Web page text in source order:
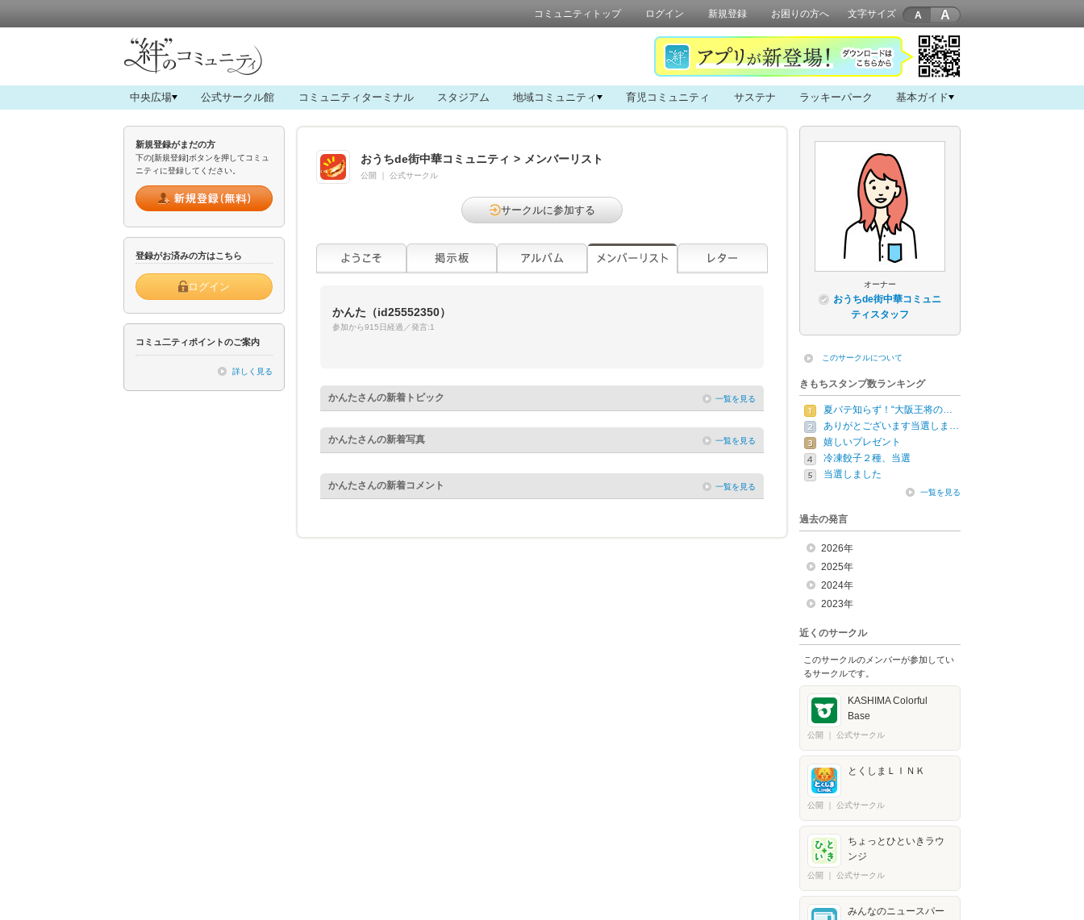
コミュニティトップ ログイン 新規登録 お困りの方へ 文字サイズ A
中央広場 公式サークル館 コミュニティターミナル スタジアム 地域コミュニティ 育児コミュニティ サステナ ラッキーパーク 基本ガイド
新規登録がまだの方
下の[新規登録]ボタンを押してコミュ
ニティに登録してください。
登録がお済みの方はこちら
ログイン
コミュ二ティポイントのご案内
詳しく見る
おうちde街中華コミュニティ > メンバーリスト
公開 公式サークル
サークルに参加する
かんた （id25552350）
参加から915日経過／発言:1
かんたさんの新着トピック 一覧を見る
かんたさんの新着写真 一覧を見る
かんたさんの新着コメント 一覧を見る
オーナー
おうちde街中華コミュニ
ティスタッフ
このサークルについて
きもちスタンプ数ランキング
夏バテ知らず！“大阪王将の…
ありがとございます当選しま…
嬉しいプレゼント
冷凍餃子２種、当選
当選しました
一覧を見る
過去の発言
2026年
2025年
2024年
2023年
近くのサークル
このサークルのメンバーが参加してい
るサークルです。
KASHIMA Colorful
Base
公開 公式サークル
とくしまＬＩＮＫ
公開 公式サークル
ちょっとひといきラウ
ンジ
公開 公式サークル
みんなのニュースパー